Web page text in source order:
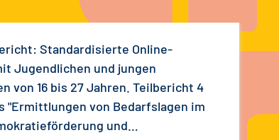
Standardisierte Online-
Jugendlichen und jungen
von 16 bis 27 Jahren. Teilbericht 4
"Ermittlungen von Bedarfslagen im
und